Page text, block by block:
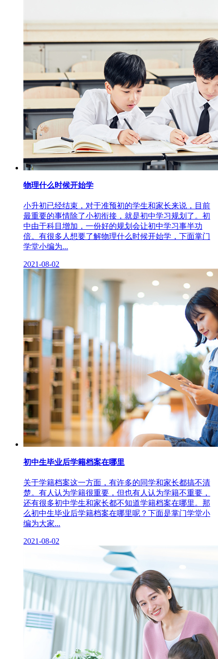
物理什么时候开始学
小升初已经结束，对于准预初的学生和家长来说，目前
最重要的事情除了小初衔接，就是初中学习规划了。初
中由于科目增加，一份好的规划会让初中学习事半功
倍。有很多人想要了解物理什么时候开始学，下面掌门
学堂小编为...
2021-08-02
初中生毕业后学籍档案在哪里
关于学籍档案这一方面，有许多的同学和家长都搞不清
楚。有人认为学籍很重要，但也有人认为学籍不重要，
还有很多初中学生和家长都不知道学籍档案在哪里。那
么初中生毕业后学籍档案在哪里呢？下面是掌门学堂小
编为大家...
2021-08-02